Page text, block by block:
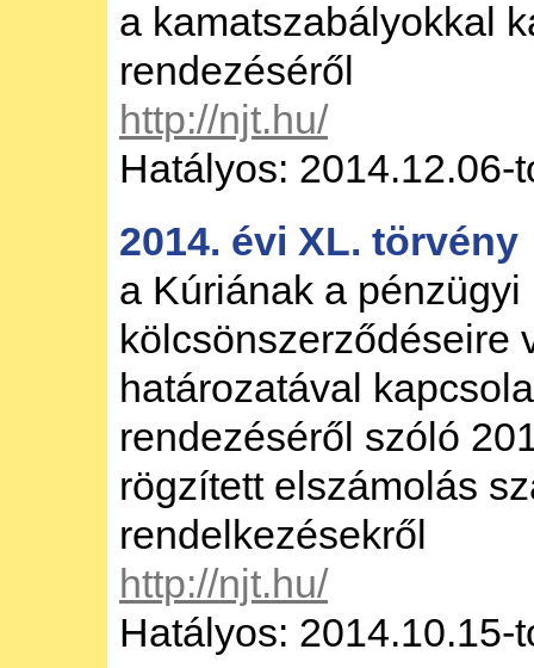
a kamatszabályokkal
rendezéséről
http://njt.hu/
Hatályos: 2014.12.06-
2014. évi XL. törvény
a Kúriának a
kölcsönszerződéseire
határozatával
rendezéséről szóló
rögzített elszámolás
rendelkezésekről
http://njt.hu/
Hatályos: 2014.10.15-